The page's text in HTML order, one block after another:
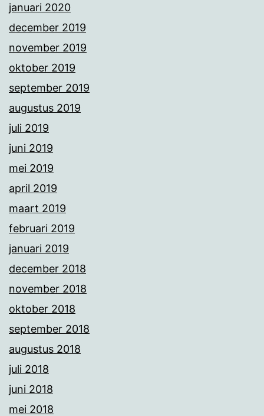
januari 2020
december 2019
november 2019
oktober 2019
september 2019
augustus 2019
juli 2019
juni 2019
mei 2019
april 2019
maart 2019
februari 2019
januari 2019
december 2018
november 2018
oktober 2018
september 2018
augustus 2018
juli 2018
juni 2018
mei 2018